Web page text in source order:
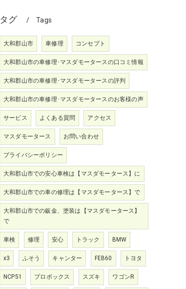
タグ Tags
大和郡山市 車修理 コンセプト
大和郡山市の車修理･マスダモータースの口コミ情報
大和郡山市の車修理･マスダモータースの評判
大和郡山市の車修理･マスダモータースのお客様の声
サービス よくある質問 アクセス
マスダモータース お問い合わせ
プライバシーポリシー
大和郡山市での安心車検は【マスダモータース】に
大和郡山市での車の修理は【マスダモータース】で
大和郡山市での鈑金、塗装は【マスダモータース】
で
車検 修理 安心 トラック BMW
x3 ふそう キャンター FEB60 トヨタ
NCP51 プロボックス スズキ ワゴンR